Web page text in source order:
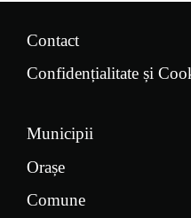
Contact
Confidențialitate și
Municipii
Orașe
Comune